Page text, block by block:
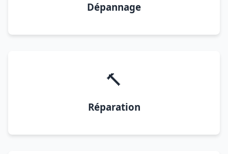
Dépannage
🔨
Réparation